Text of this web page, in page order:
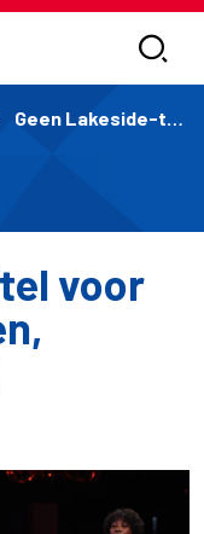
Geen Lakeside-titel voor Lerena Rietbergen, Hedman te sterk
voor